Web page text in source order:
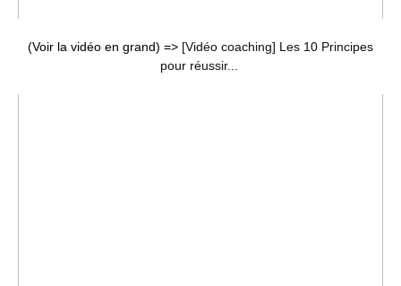
(Voir la vidéo en grand) => [Vidéo coaching] Les 10 Principes
pour réussir...